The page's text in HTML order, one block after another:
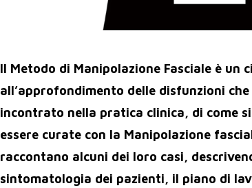
Il Metodo di Manipolazione Fasciale è un
all’approfondimento delle disfunzioni
incontrato nella pratica clinica, di come
essere curate con la Manipolazione
raccontano alcuni dei loro casi,
sintomatologia dei pazienti, il piano di